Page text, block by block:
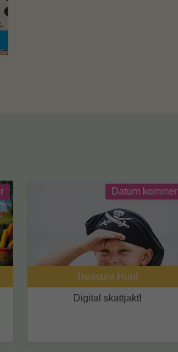
Datum kommer
Treasure Hunt
Digital skattjakt!